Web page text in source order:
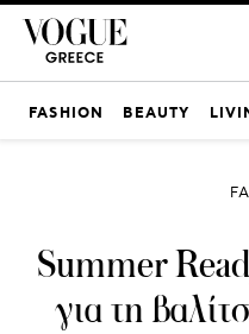
FASHION BEAUTY
Summer
για τη